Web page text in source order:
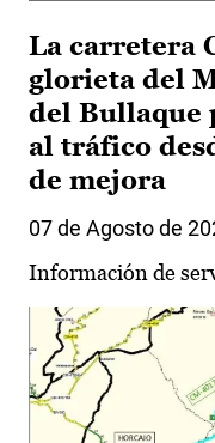
La carretera
glorieta del
del Bullaque
al tráfico
de mejora
07 de Agosto de
Información de